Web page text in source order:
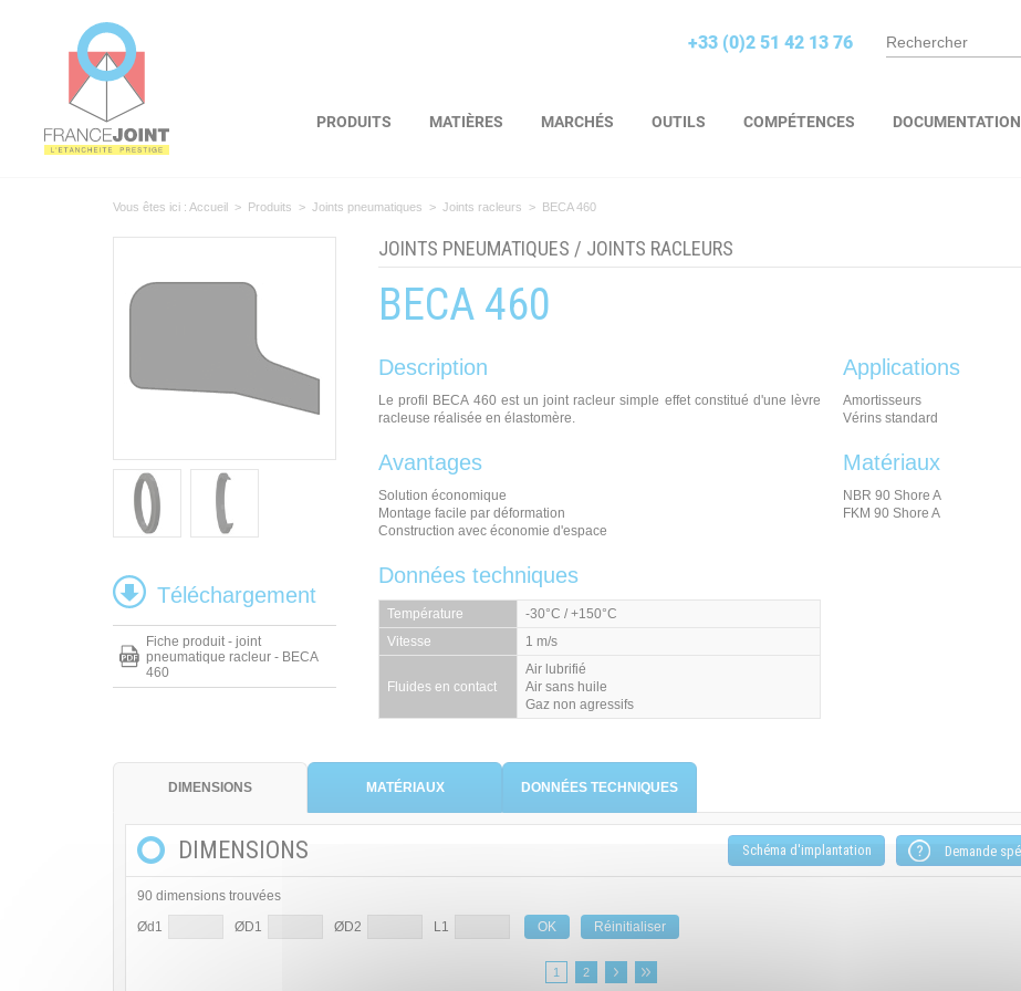
+33 (0)2 51 42 13 76
PRODUITS MATIÈRES MARCHÉS OUTILS COMPÉTENCES DOCUMENTATION
Vous êtes ici : Accueil > Produits > Joints pneumatiques > Joints racleurs > BECA 460
JOINTS PNEUMATIQUES / JOINTS RACLEURS
BECA 460
Description
Le profil BECA 460 est un joint racleur simple effet constitué d'une lèvre
racleuse réalisée en élastomère.
Avantages
Solution économique
Montage facile par déformation
Construction avec économie d'espace
Données techniques
Température
-30°C / +150°C
Vitesse
1 m/s
Fluides en contact
Air lubrifié
Air sans huile
Gaz non agressifs
Applications
Amortisseurs
Vérins standard
Matériaux
NBR 90 Shore A
FKM 90 Shore A
Téléchargement
Fiche produit - joint
pneumatique racleur - BECA
460
DIMENSIONS MATÉRIAUX DONNÉES TECHNIQUES
DIMENSIONS Schéma d'implantation
90 dimensions trouvées
1 2
Ød1 ØD1 ØD2 L1